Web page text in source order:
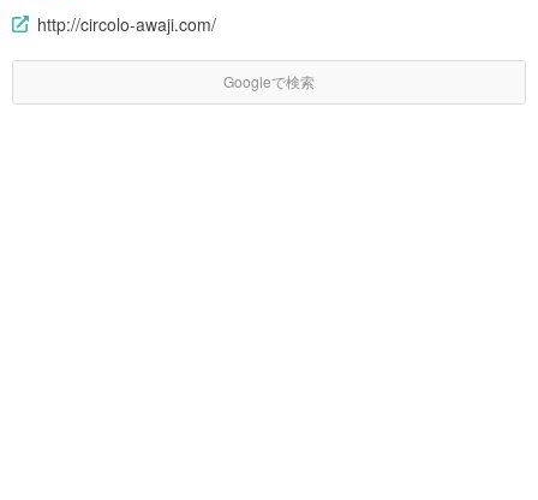
http://circolo-awaji.com/
Googleで検索